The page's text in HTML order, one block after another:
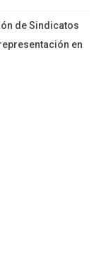
de Sindicatos
en